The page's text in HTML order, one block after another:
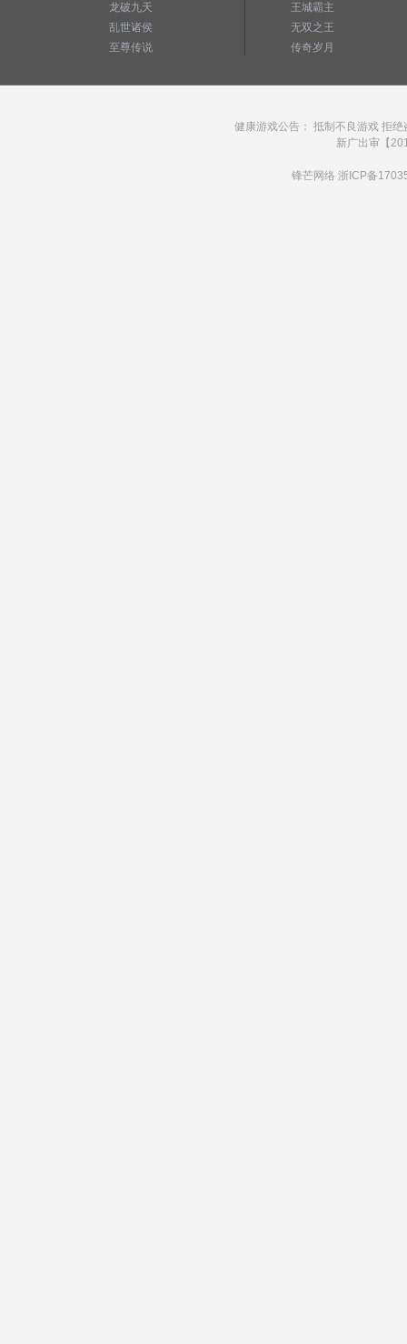
龙破九天
乱世诸侯
至尊传说
王城霸主
无双之王
传奇岁月
健康游戏公告： 抵制不良游戏 拒
新广出审【
锋芒网络 浙ICP备